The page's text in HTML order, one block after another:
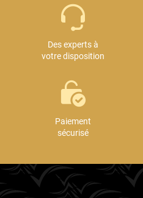
Des experts à
votre disposition
Paiement
sécurisé